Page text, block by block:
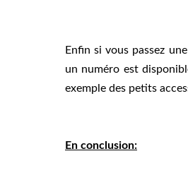
Enfin si vous passez
un numéro est
exemple des petits
En conclusion: